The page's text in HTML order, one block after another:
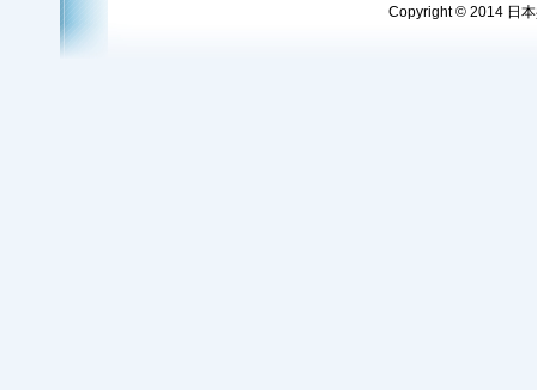
Copyright © 2014 日